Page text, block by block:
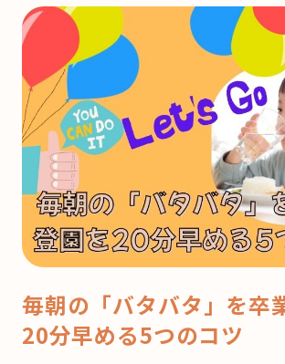
毎朝の「バタバタ」を卒
20分早める5つのコツ